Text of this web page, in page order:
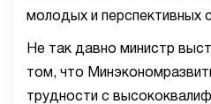
молодых и перспективных
Не так давно министр
том, что
трудности с